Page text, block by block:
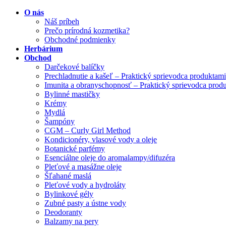
O nás
Náš príbeh
Prečo prírodná kozmetika?
Obchodné podmienky
Herbárium
Obchod
Darčekové balíčky
Prechladnutie a kašeľ – Praktický sprievodca produktami
Imunita a obranyschopnosť – Praktický sprievodca
Bylinné mastičky
Krémy
Mydlá
Šampóny
CGM – Curly Girl Method
Kondicionéry, vlasové vody a oleje
Botanické parfémy
Esenciálne oleje do aromalampy/difuzéra
Pleťové a masážne oleje
Šľahané maslá
Pleťové vody a hydroláty
Bylinkové gély
Zubné pasty a ústne vody
Deodoranty
Balzamy na pery